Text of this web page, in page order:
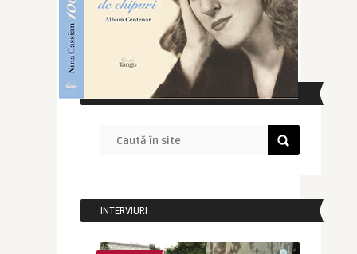
CAUTĂ ÎN SITE
INTERVIURI